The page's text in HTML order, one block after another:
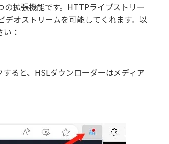
拡張機能です。HTTPライブストリー
オストリームを可能してくれます。以
：
ると、HSLダウンローダーはメディア